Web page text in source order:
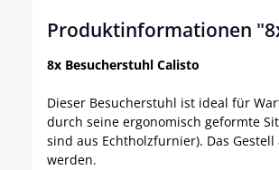
Produktinformationen
8x Besucherstuhl Calisto
Dieser Besucherstuhl ist ideal für
durch seine ergonomisch geformte
sind aus Echtholzfurnier). Das
werden.